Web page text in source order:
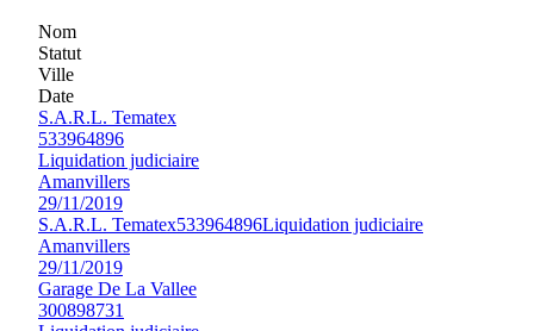
Nom
Statut
Ville
Date
S.A.R.L. Tematex
533964896
Liquidation judiciaire
Amanvillers
29/11/2019
S.A.R.L. Tematex533964896Liquidation judiciaire
Amanvillers
29/11/2019
Garage De La Vallee
300898731